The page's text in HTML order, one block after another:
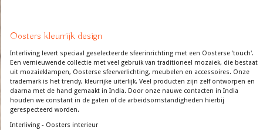
Oosters kleurrijk design
Interliving levert speciaal geselecteerde sfeerinrichting met een Oosterse 'touch'.
Een vernieuwende collectie met veel gebruik van traditioneel mozaiek, die bestaat
uit mozaieklampen, Oosterse sfeerverlichting, meubelen en accessoires. Onze
trademark is het trendy, kleurrijke uiterlijk. Veel producten zijn zelf ontworpen en
daarna met de hand gemaakt in India. Door onze nauwe contacten in India
houden we constant in de gaten of de arbeidsomstandigheden hierbij
gerespecteerd worden.
Interliving - Oosters interieur